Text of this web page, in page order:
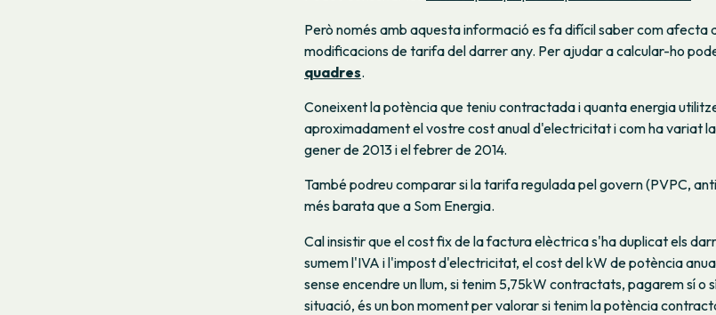
Però només amb aquesta informació es fa difícil saber com afecta
modificacions de tarifa del darrer any. Per ajudar a calcular-ho
quadres.
Coneixent la potència que teniu contractada i quanta energia
aproximadament el vostre cost anual d'electricitat i com ha variat
gener de 2013 i el febrer de 2014.
També podreu comparar si la tarifa regulada pel govern (PVPC,
més barata que a Som Energia.
Cal insistir que el cost fix de la factura elèctrica s'ha duplicat els
sumem l'IVA i l'impost d'electricitat, el cost del kW de potència
sense encendre un llum, si tenim 5,75kW contractats, pagarem sí
situació, és un bon moment per valorar si tenim la potència